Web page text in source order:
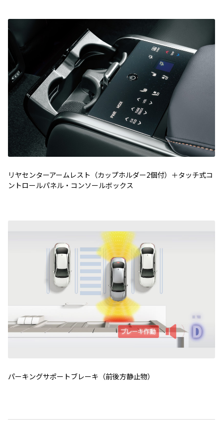
リヤセンターアームレスト（カップホルダー2個付）＋タッチ式コ
ントロールパネル・コンソールボックス
パーキングサポートブレーキ（前後方静止物）